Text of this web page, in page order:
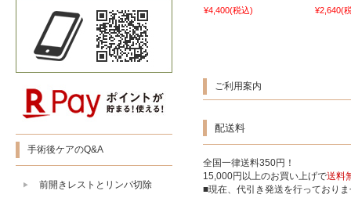
¥4,400(税込)
¥2,640(
ご利用案内
配送料
全国一律送料350円！
15,000円以上のお買い上げで送料
■現在、代引き発送を行っており
手術後ケアのQ&A
前開きレストとリンパ切除